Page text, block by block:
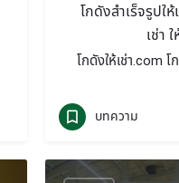
โกดังสำเร็จรูปใ
เช่า
โกดังให้เช่า.com
บทความ